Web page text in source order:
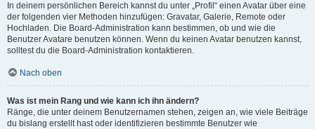
In deinem persönlichen Bereich kannst du unter „Profil“ einen Avatar über eine
der folgenden vier Methoden hinzufügen: Gravatar, Galerie, Remote oder
Hochladen. Die Board-Administration kann bestimmen, ob und wie die
Benutzer Avatare benutzen können. Wenn du keinen Avatar benutzen kannst,
solltest du die Board-Administration kontaktieren.
Nach oben
Was ist mein Rang und wie kann ich ihn ändern?
Ränge, die unter deinem Benutzernamen stehen, zeigen an, wie viele Beiträge
du bislang erstellt hast oder identifizieren bestimmte Benutzer wie